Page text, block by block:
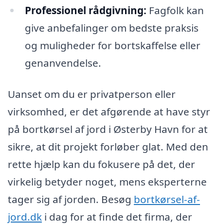
Professionel rådgivning: Fagfolk kan
give anbefalinger om bedste praksis
og muligheder for bortskaffelse eller
genanvendelse.
Uanset om du er privatperson eller
virksomhed, er det afgørende at have styr
på bortkørsel af jord i Østerby Havn for at
sikre, at dit projekt forløber glat. Med den
rette hjælp kan du fokusere på det, der
virkelig betyder noget, mens eksperterne
tager sig af jorden. Besøg bortkørsel-af-
jord.dk i dag for at finde det firma, der